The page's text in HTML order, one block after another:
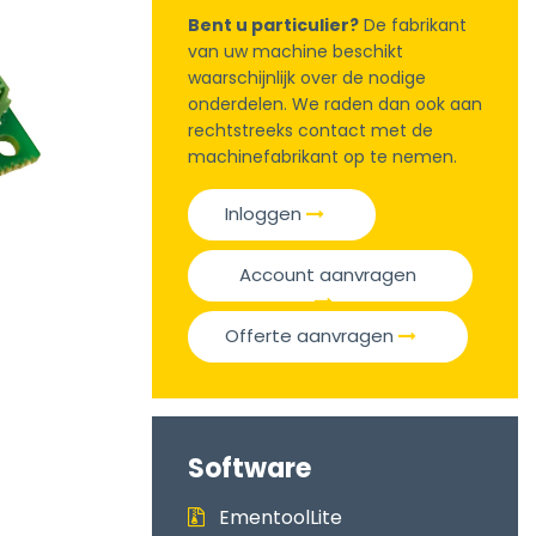
Bent u particulier? De fabrikant
van uw machine beschikt
waarschijnlijk over de nodige
onderdelen. We raden dan ook aan
rechtstreeks contact met de
machinefabrikant op te nemen.
Inloggen
Account aanvragen
Offerte aanvragen
Software
EmentoolLite